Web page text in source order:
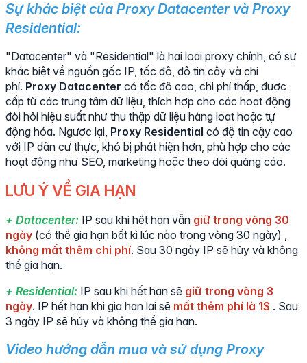
Sự khác biệt của Proxy Datacenter và Proxy
Residential:
"Datacenter" và "Residential" là hai loại proxy chính, có sự
khác biệt về nguồn gốc IP, tốc độ, độ tin cậy và chi
phí. Proxy Datacenter có tốc độ cao, chi phí thấp, được
cấp từ các trung tâm dữ liệu, thích hợp cho các hoạt động
đòi hỏi hiệu suất như thu thập dữ liệu hàng loạt hoặc tự
động hóa. Ngược lại, Proxy Residential có độ tin cậy cao
với IP dân cư thực, khó bị phát hiện hơn, phù hợp cho các
hoạt động như SEO, marketing hoặc theo dõi quảng cáo.
LƯU Ý VỀ GIA HẠN
+ Datacenter: IP sau khi hết hạn vẫn giữ trong vòng 30
ngày (có thể gia hạn bất kì lúc nào trong vòng 30 ngày) ,
không mất thêm chi phí. Sau 30 ngày IP sẽ hủy và không
thể gia hạn.
+ Residential: IP sau khi hết hạn sẽ giữ trong vòng 3
ngày. IP hết hạn khi gia hạn lại sẽ mất thêm phí là 1$ . Sau
3 ngày IP sẽ hủy và không thể gia hạn.
Video hướng dẫn mua và sử dụng Proxy